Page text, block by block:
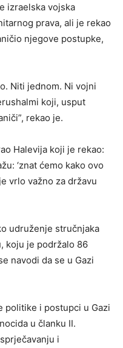
izraelska vojska
prava, ali je rekao
njegove postupke,
Niti jednom. Ni vojni
koji, usput
rekao je.
Halevija koji je rekao:
‘znat ćemo kako ovo
vrlo važno za državu
udruženje stručnjaka
koju je podržalo 86
navodi da se u Gazi
politike i postupci u Gazi
u članku II.
i